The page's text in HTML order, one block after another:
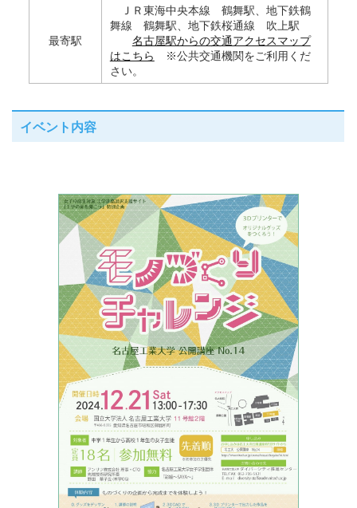
最寄駅
ＪＲ東海中央本線 鶴舞駅、地下鉄鶴
舞線 鶴舞駅、地下鉄桜通線 吹上駅
名古屋駅からの交通アクセスマップ
はこちら
※公共交通機関をご利用くだ
さい。
イベント内容